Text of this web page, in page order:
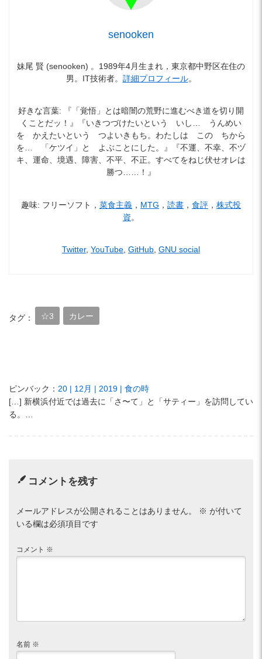
senooken
妹尾 賢 (senooken) 。1989年4月生まれ，東京都中野区在住の
男。IT技術者。 詳細プロフィール。
好きな言葉: 『「覚悟」とは暗闇の荒野に進むべき道を切り開
くことだッ！』『いきつづけたいという いし… うんめい
を かえたいという つよいきもち。わたしは この ちから
を… 「ケツイ」と よぶことにした。』『不運、不幸、不ヅ
キ、運命、境遇、障害、不平、不正。すべてをねじ伏せオレは
勝つ……！』
趣味: フリーソフト， 菜食主義 ， MTG ， 読書 ， 食評 ， 株式投
資。
Twitter, YouTube, GitHub, GNU social
タグ： ☆3 カレー
ピンバック： 20 | 12月 | 2019 | 食の時
[…] 新横浜付近では過去に「さ〜て」と「サティー」を訪問してい
る。…
コメントを残す
メールアドレスが公開されることはありません。 ※ が付いて
いる欄は必須項目です
コメント ※
名前 ※